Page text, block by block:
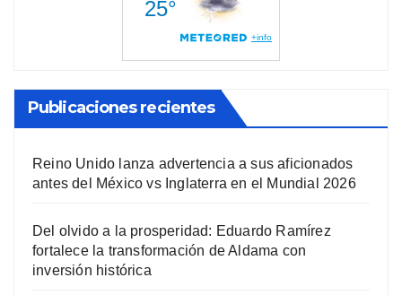
Publicaciones recientes
Reino Unido lanza advertencia a sus aficionados
antes del México vs Inglaterra en el Mundial 2026
Del olvido a la prosperidad: Eduardo Ramírez
fortalece la transformación de Aldama con
inversión histórica